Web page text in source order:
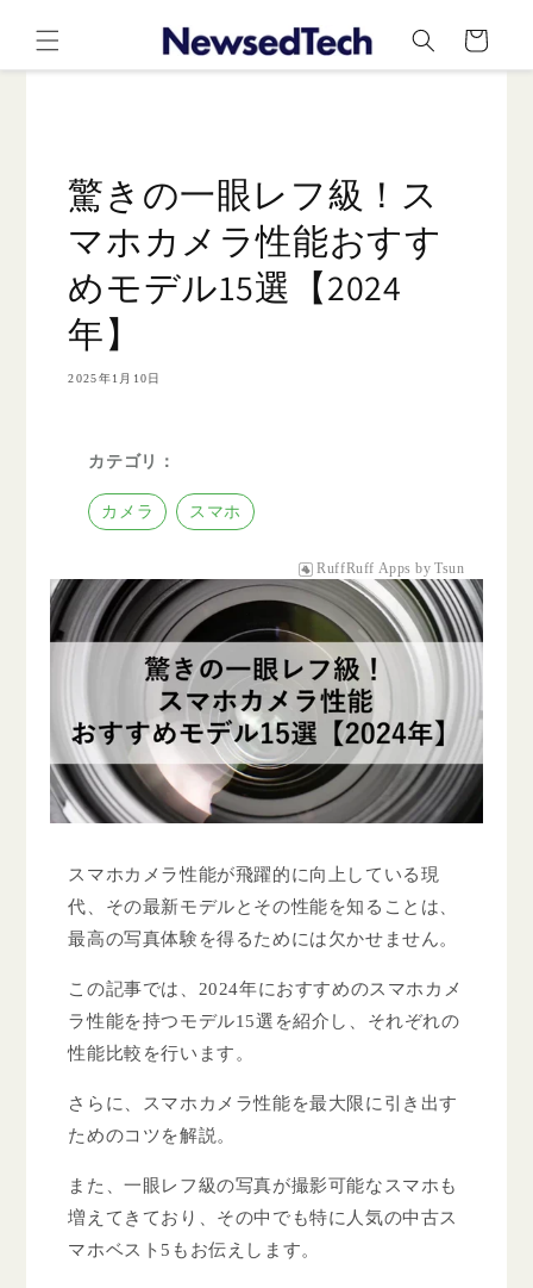
ンツに
進む
ー
ト
驚きの一眼レフ級！ス
マホカメラ性能おすす
めモデル15選【2024
年】
2025年1月10日
カテゴリ：
カメラ スマホ
RuffRuff Apps by Tsun
スマホカメラ性能が飛躍的に向上している現
代、その最新モデルとその性能を知ることは、
最高の写真体験を得るためには欠かせません。
この記事では、2024年におすすめのスマホカメ
ラ性能を持つモデル15選を紹介し、それぞれの
性能比較を行います。
さらに、スマホカメラ性能を最大限に引き出す
ためのコツを解説。
また、一眼レフ級の写真が撮影可能なスマホも
増えてきており、その中でも特に人気の中古ス
マホベスト5もお伝えします。